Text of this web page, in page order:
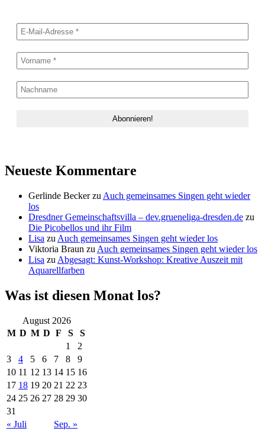
Neueste Kommentare
Gerlinde Beckerzu Auch gemeinsames Singen geht wieder
los
Dresdner Gemeinschaftsvilla – dev.grueneliga-dresden.de zu
Die Picobellos und ihr Film
Lisa zu Auch gemeinsames Singen geht wieder los
Viktoria Braun zu Auch gemeinsames Singen geht wieder los
Lisa zu Abgesagt: Kunst-Workshop: Kreative Auszeit mit
Aquarellfarben
Was ist diesen Monat los?
August 2026
M D M D F S
S
1
2
3
4 5 6 7 8
9
10 11 12 13 14 15 16
17 18 19 20 21 22 23
24 25 26 27 28 29 30
31
« Juli
Sep. »